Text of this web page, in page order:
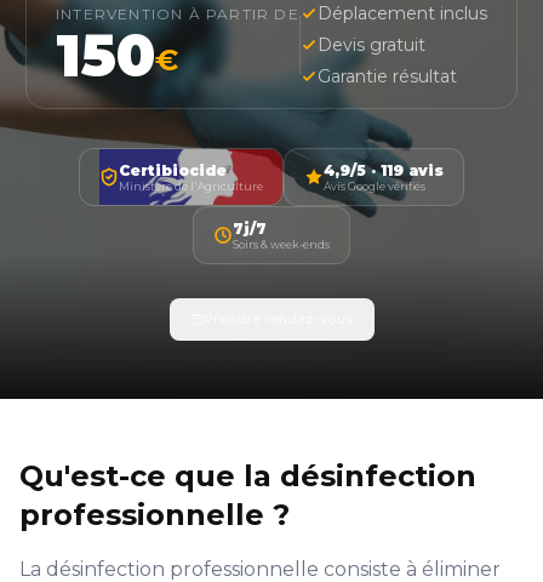
INTERVENTION À PARTIR DE
150€
Déplacement inclus
Devis gratuit
Garantie résultat
Certibiocide
Ministère de l'Agriculture
4,9/5 · 119 avis
Avis Google vérifiés
7j/7
Soirs & week-ends
Qu'est-ce que la désinfection
professionnelle ?
La désinfection professionnelle consiste à éliminer